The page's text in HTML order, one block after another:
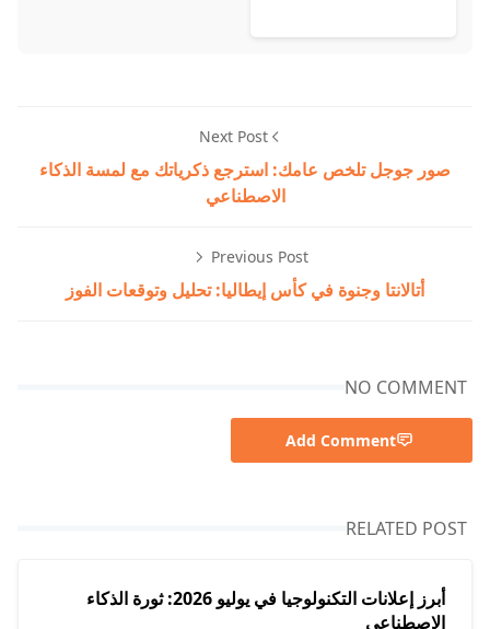
Next Post
صور جوجل تلخص عامك: استرجع ذكرياتك مع لمسة الذكاء
الاصطناعي
Previous Post
أتالانتا وجنوة في كأس إيطاليا: تحليل وتوقعات الفوز
NO COMMENT
Add Comment
RELATED POST
أبرز إعلانات التكنولوجيا في يوليو 2026: ثورة الذكاء
الاصطناعي